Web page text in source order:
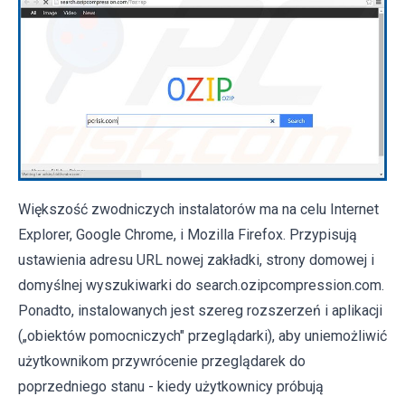
Większość zwodniczych instalatorów ma na celu Internet
Explorer, Google Chrome, i Mozilla Firefox. Przypisują
ustawienia adresu URL nowej zakładki, strony domowej i
domyślnej wyszukiwarki do search.ozipcompression.com.
Ponadto, instalowanych jest szereg rozszerzeń i aplikacji
(„obiektów pomocniczych" przeglądarki), aby uniemożliwić
użytkownikom przywrócenie przeglądarek do
poprzedniego stanu - kiedy użytkownicy próbują